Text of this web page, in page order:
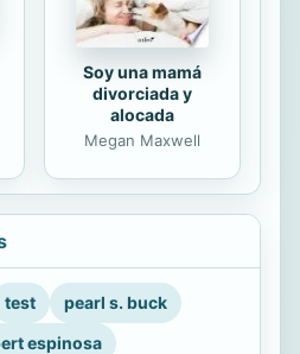
Soy una mamá
divorciada y
alocada
Megan Maxwell
test
pearl s. buck
espinosa